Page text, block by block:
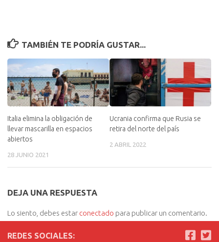
TAMBIÉN TE PODRÍA GUSTAR...
Italia elimina la obligación de
llevar mascarilla en espacios
abiertos
28 JUNIO 2021
Ucrania confirma que Rusia se
retira del norte del país
2 ABRIL 2022
DEJA UNA RESPUESTA
Lo siento, debes estar conectado para publicar un comentario.
REDES SOCIALES: